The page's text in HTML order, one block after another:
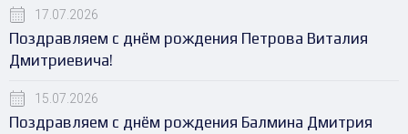
17.07.2026
Поздравляем с днём рождения Петрова Виталия
Дмитриевича!
15.07.2026
Поздравляем с днём рождения Балмина Дмитрия